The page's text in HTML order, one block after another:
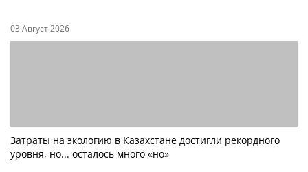
03 Август 2026
Затраты на экологию в Казахстане достигли рекордного
уровня, но... осталось много «но»